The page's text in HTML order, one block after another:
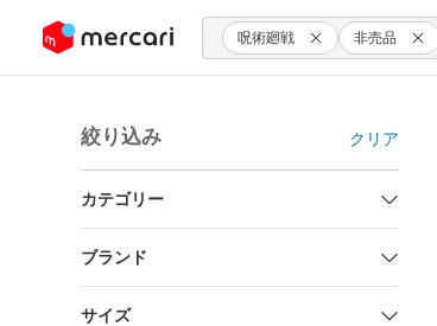
ツにスキップ 呪術廻戦 非売品
絞り込み クリア
カテゴリー
ブランド
サイズ